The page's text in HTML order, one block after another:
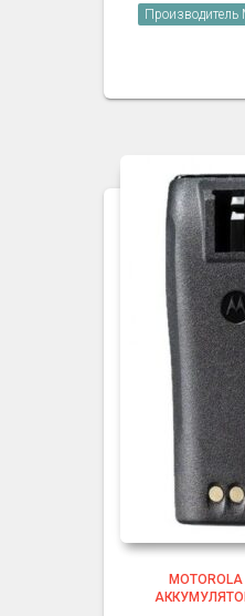
Производитель